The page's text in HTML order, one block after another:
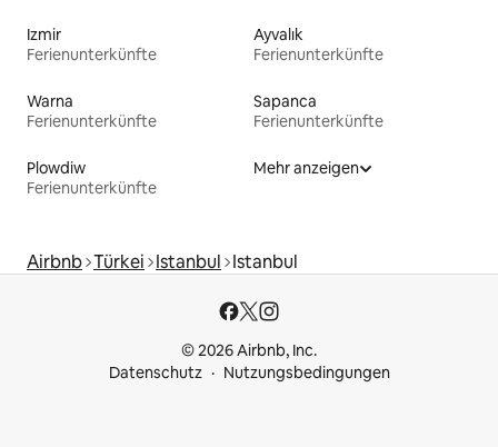
Izmir
Ferienunterkünfte
Ayvalık
Ferienunterkünfte
Warna
Ferienunterkünfte
Sapanca
Ferienunterkünfte
Plowdiw
Ferienunterkünfte
Mehr anzeigen
Airbnb Türkei Istanbul Istanbul
© 2026 Airbnb, Inc.
Datenschutz
Nutzungsbedingungen